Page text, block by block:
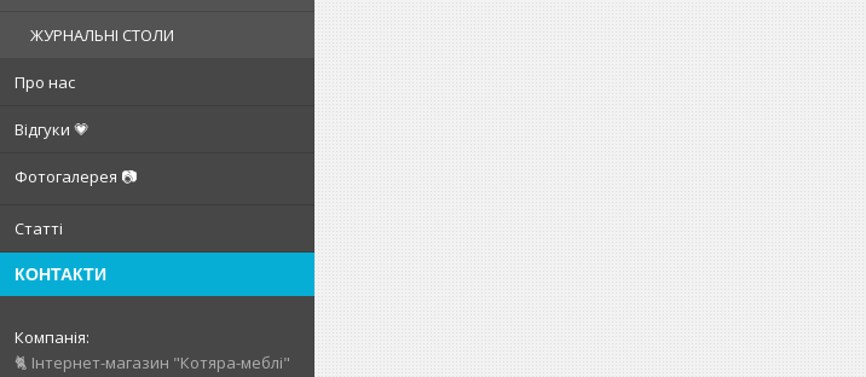
ЖУРНАЛЬНІ СТОЛИ
Про нас
Відгуки 💗
Фотогалерея 📷
Статті
КОНТАКТИ
🐈 Інтернет-магазин "Котяра-меблі"